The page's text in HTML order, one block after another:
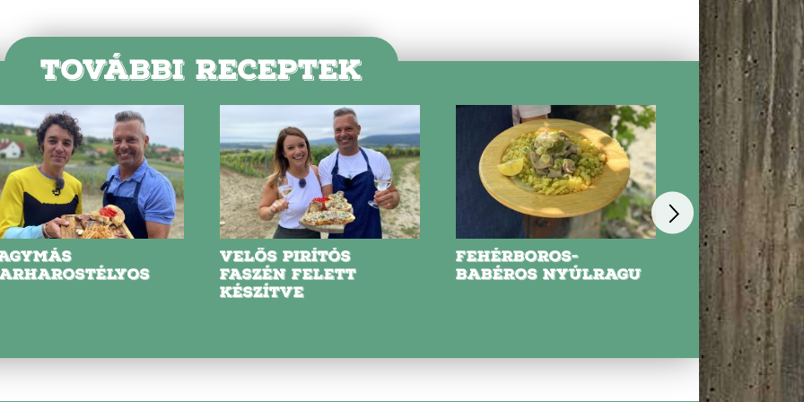
TOVÁBBI RECEPTEK
VELŐS PIRÍTÓS
FASZÉN FELETT
KÉSZÍTVE
FEHÉRBOROS-
BABÉROS NYÚLRAGU
NYARALÓS
HÚSOS